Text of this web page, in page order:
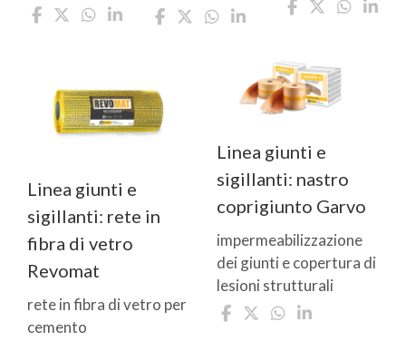
Linea giunti e
sigillanti: rete in
fibra di vetro
Revomat
rete in fibra di vetro per
cemento
Linea giunti e
sigillanti: nastro
coprigiunto Garvo
impermeabilizzazione
dei giunti e copertura di
lesioni strutturali